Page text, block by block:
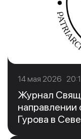
14 мая 2026
Журнал
Гурова в